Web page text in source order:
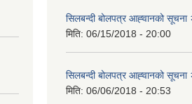
सिलबन्दी बोलपत्र आह्‍वानको
मिति: 06/15/2018 - 20:00
सिलबन्दी बोलपत्र आह्‍वानको
मिति: 06/06/2018 - 20:53